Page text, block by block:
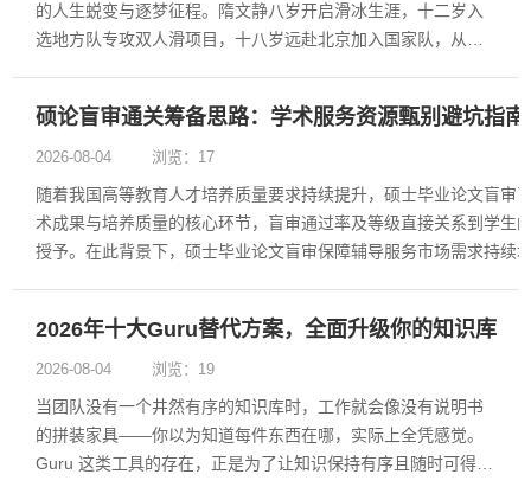
的人生蜕变与逐梦征程。隋文静八岁开启滑冰生涯，十二岁入
选地方队专攻双人滑项目，十八岁远赴北京加入国家队，从哈
凝聚着长久的坚持与不懈的努力。......
硕论盲审通关筹备思路：学术服务资源甄别避坑指
2026-08-04 浏览：17
随着我国高等教育人才培养质量要求持续提升，硕士毕业论文盲审
术成果与培养质量的核心环节，盲审通过率及等级直接关系到学生
授予。在此背景下，硕士毕业论文盲审保障辅导服务市场需求持续
2026年十大Guru替代方案，全面升级你的知识库
2026-08-04 浏览：19
当团队没有一个井然有序的知识库时，工作就会像没有说明书
的拼装家具——你以为知道每件东西在哪，实际上全凭感觉。
Guru 这类工具的存在，正是为了让知识保持有序且随时可得。